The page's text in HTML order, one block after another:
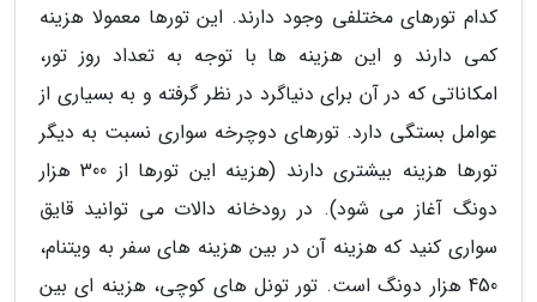
کدام تورهای مختلفی وجود دارند. این تورها معمولا هزینه
کمی دارند و این هزینه ها با توجه به تعداد روز تور،
امکاناتی که در آن برای دنیاگرد در نظر گرفته و به بسیاری از
عوامل بستگی دارد. تورهای دوچرخه سواری نسبت به دیگر
تورها هزینه بیشتری دارند (هزینه این تورها از 300 هزار
دونگ آغاز می شود). در رودخانه دالات می توانید قایق
سواری کنید که هزینه آن در بین هزینه های سفر به ویتنام،
450 هزار دونگ است. تور تونل های کوچی، هزینه ای بین